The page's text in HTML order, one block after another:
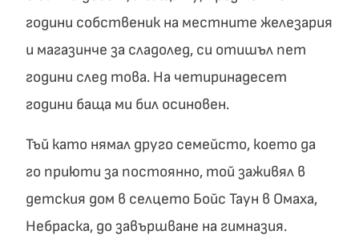
години собственик на местните железария
и магазинче за сладолед, си отишъл пет
години след това. На четиринадесет
години баща ми бил осиновен.
Тъй като нямал друго семейсто, което да
го приюти за постоянно, той заживял в
детския дом в селцето Бойс Таун в Омаха,
Небраска, до завършване на гимназия.